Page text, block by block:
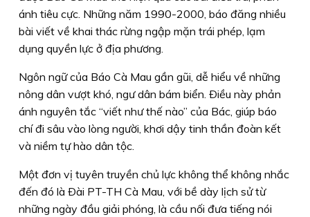
ánh tiêu cực. Những năm 1990-2000, báo đăng nhiều
bài viết về khai thác rừng ngập mặn trái phép, lạm
dụng quyền lực ở địa phương.
Ngôn ngữ của Báo Cà Mau gần gũi, dễ hiểu về những
nông dân vượt khó, ngư dân bám biển. Ðiều này phản
ánh nguyên tắc “viết như thế nào” của Bác, giúp báo
chí đi sâu vào lòng người, khơi dậy tinh thần đoàn kết
và niềm tự hào dân tộc.
Một đơn vị tuyên truyền chủ lực không thể không nhắc
đến đó là Ðài PT-TH Cà Mau, với bề dày lịch sử từ
những ngày đầu giải phóng, là cầu nối đưa tiếng nói